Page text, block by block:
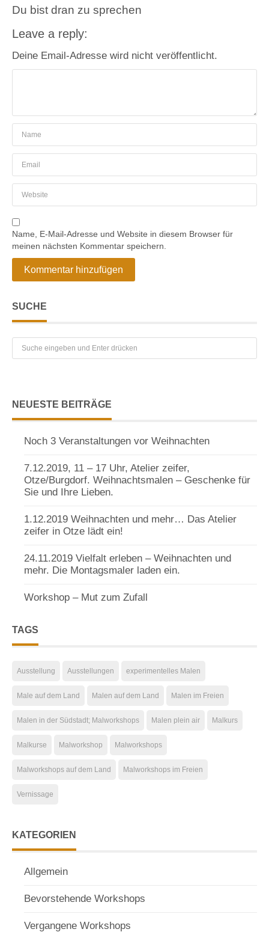
Du bist dran zu sprechen
Leave a reply:
Deine Email-Adresse wird nicht veröffentlicht.
Name, E-Mail-Adresse und Website in diesem Browser für
meinen nächsten Kommentar speichern.
SUCHE
NEUESTE BEITRÄGE
Noch 3 Veranstaltungen vor Weihnachten
7.12.2019, 11 – 17 Uhr, Atelier zeifer,
Otze/Burgdorf. Weihnachtsmalen – Geschenke für
Sie und Ihre Lieben.
1.12.2019 Weihnachten und mehr… Das Atelier
zeifer in Otze lädt ein!
24.11.2019 Vielfalt erleben – Weihnachten und
mehr. Die Montagsmaler laden ein.
Workshop – Mut zum Zufall
TAGS
Ausstellung Ausstellungen experimentelles Malen
Male auf dem Land Malen auf dem Land Malen im Freien
Malen in der Südstadt; Malworkshops Malen plein air Malkurs
Malkurse Malworkshop Malworkshops
Malworkshops auf dem Land Malworkshops im Freien
Vernissage
KATEGORIEN
Allgemein
Bevorstehende Workshops
Vergangene Workshops